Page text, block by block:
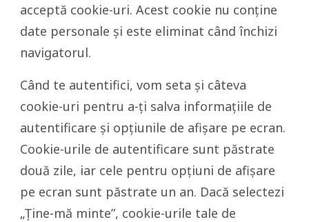
acceptă cookie-uri. Acest cookie nu conține
date personale și este eliminat când închizi
navigatorul.
Când te autentifici, vom seta și câteva
cookie-uri pentru a-ți salva informațiile de
autentificare și opțiunile de afișare pe ecran.
Cookie-urile de autentificare sunt păstrate
două zile, iar cele pentru opțiuni de afișare
pe ecran sunt păstrate un an. Dacă selectezi
„Ține-mă minte”, cookie-urile tale de